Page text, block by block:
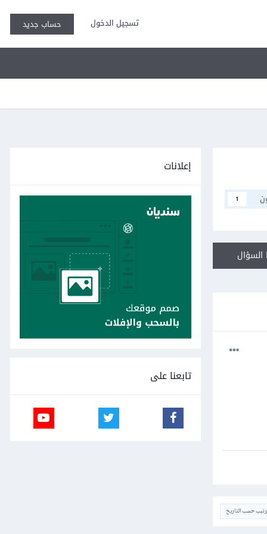
تسجيل الدخول حساب جديد
1
حسب التاريخ
إعلانات
تابعنا على